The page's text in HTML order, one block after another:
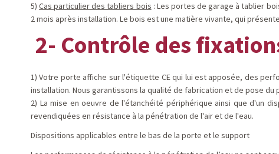
5)Cas particulier des tabliers bois : Les portes de garage à tablier
2 mois après installation. Le bois est une matière vivante, qui
2- Contrôle des
1) Votre porte affiche sur l'étiquette CE qui lui est apposée, des
installation. Nous garantissons la qualité de fabrication et de pose
2) La mise en oeuvre de l'étanchéité périphérique ainsi que d'un
revendiquées en résistance à la pénétration de l'air et de l'eau.
Dispositions applicables entre le bas de la porte et le support